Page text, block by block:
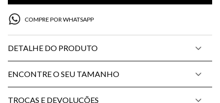
COMPRE POR WHATSAPP
DETALHE DO PRODUTO
ENCONTRE O SEU TAMANHO
TROCAS E DEVOLUÇÕES